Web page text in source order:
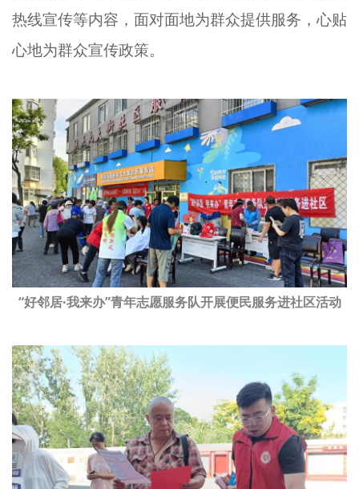
热线宣传等内容，面对面地为群众提供服务，心贴
心地为群众宣传政策。
“好邻居·我来办”青年志愿服务队开展便民服务进社区活动